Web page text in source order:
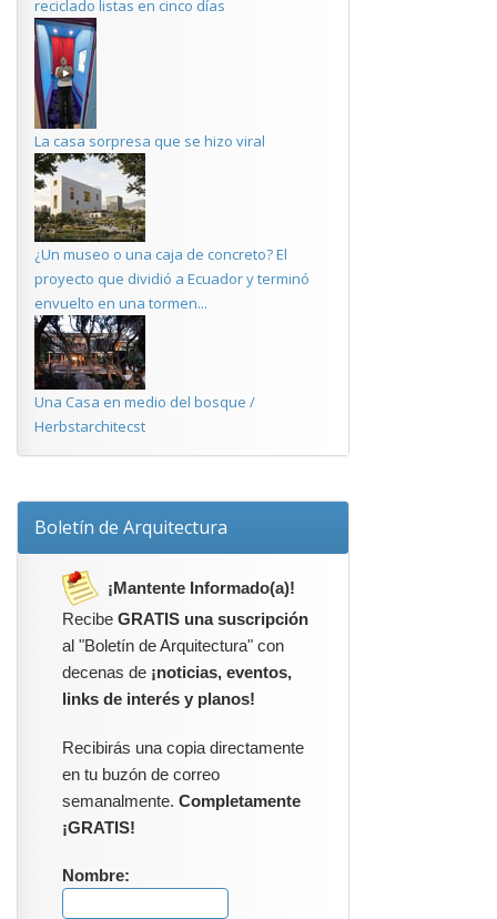
reciclado listas en cinco días
La casa sorpresa que se hizo viral
¿Un museo o una caja de concreto? El
proyecto que dividió a Ecuador y terminó
envuelto en una tormen...
Una Casa en medio del bosque /
Herbstarchitecst
Boletín de Arquitectura
¡Mantente Informado(a)!
Recibe GRATIS una suscripción
al "Boletín de Arquitectura" con
decenas de ¡noticias, eventos,
links de interés y planos!
Recibirás una copia directamente
en tu buzón de correo
semanalmente. Completamente
¡GRATIS!
Nombre: